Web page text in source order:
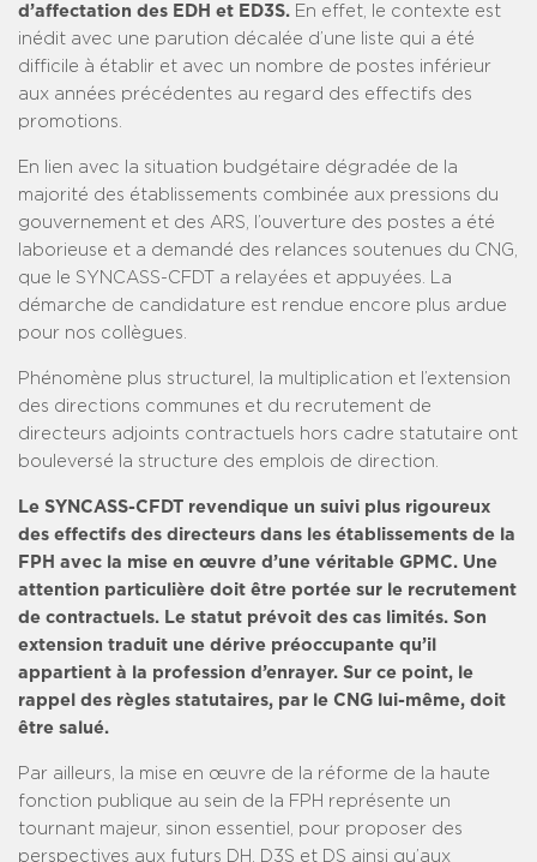
d’affectation des EDH et ED3S. En effet, le contexte est
inédit avec une parution décalée d’une liste qui a été
difficile à établir et avec un nombre de postes inférieur
aux années précédentes au regard des effectifs des
promotions.
En lien avec la situation budgétaire dégradée de la
majorité des établissements combinée aux pressions du
gouvernement et des ARS, l’ouverture des postes a été
laborieuse et a demandé des relances soutenues du CNG,
que le SYNCASS-CFDT a relayées et appuyées. La
démarche de candidature est rendue encore plus ardue
pour nos collègues.
Phénomène plus structurel, la multiplication et l’extension
des directions communes et du recrutement de
directeurs adjoints contractuels hors cadre statutaire ont
bouleversé la structure des emplois de direction.
Le SYNCASS-CFDT revendique un suivi plus rigoureux
des effectifs des directeurs dans les établissements de la
FPH avec la mise en œuvre d’une véritable GPMC. Une
attention particulière doit être portée sur le recrutement
de contractuels. Le statut prévoit des cas limités. Son
extension traduit une dérive préoccupante qu’il
appartient à la profession d’enrayer. Sur ce point, le
rappel des règles statutaires, par le CNG lui-même, doit
être salué.
Par ailleurs, la mise en œuvre de la réforme de la haute
fonction publique au sein de la FPH représente un
tournant majeur, sinon essentiel, pour proposer des
perspectives aux futurs DH, D3S et DS ainsi qu’aux